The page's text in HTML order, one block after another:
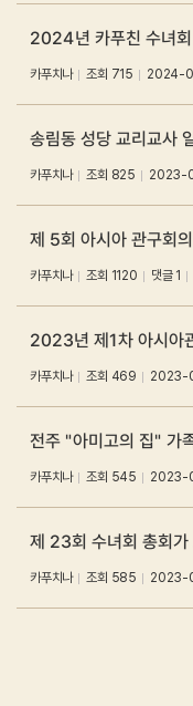
2024년 카푸친 수녀
카푸치나 조회 715 2024-
송림동 성당 교리교사
카푸치나 조회 825 2023-
제 5회 아시아 관구회
카푸치나 조회 1120 댓글 1
2023년 제1차 아시아
카푸치나 조회 469 2023-
전주 "아미고의 집" 가
카푸치나 조회 545 2023-
제 23회 수녀회 총회
카푸치나 조회 585 2023-